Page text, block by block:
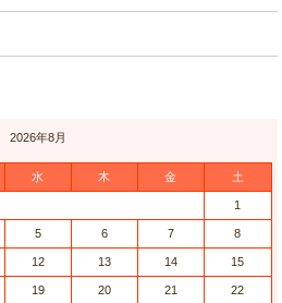
2026年8月
水 木 金 土
1
5 6 7 8
12 13 14 15
19 20 21 22